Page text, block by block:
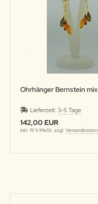
Ohrhänger Bernstein mix
Lieferzeit: 3-5 Tage
142,00 EUR
inkl. 19 % MwSt. zzgl. Versandkosten